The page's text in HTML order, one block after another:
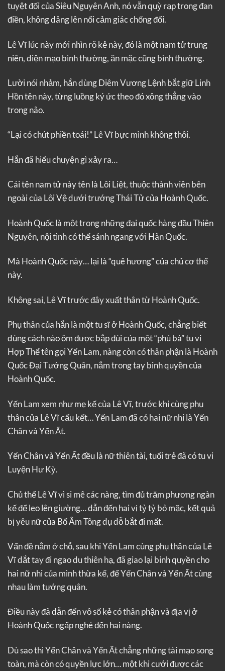
tuyệt đối của Siêu Nguyên Anh, nó vẫn quỳ rạp trong đan
điền, không dâng lên nổi cảm giác chống đối.
Lê Vĩ lúc này mới nhìn rõ kẻ này, đó là một nam tử trung
niên, diện mạo bình thường, ăn mặc cũng bình thường.
Lười nói nhảm, hắn dùng Diêm Vương Lệnh bắt giữ Linh
Hồn tên này, từng luồng ký ức theo đó xông thẳng vào
trong não.
“Lại có chút phiền toái!” Lê Vĩ bực mình không thôi.
Hắn đã hiểu chuyện gì xảy ra…
Cái tên nam tử này tên là Lôi Liệt, thuộc thành viên bên
ngoài của Lôi Vệ dưới trướng Thái Tử của Hoành Quốc.
Hoành Quốc là một trong những đại quốc hàng đầu Thiên
Nguyên, nội tình có thể sánh ngang với Hãn Quốc.
Mà Hoành Quốc này… lại là “quê hương” của chủ cơ thể
này.
Không sai, Lê Vĩ trước đây xuất thân từ Hoành Quốc.
Phụ thân của hắn là một tu sĩ ở Hoành Quốc, chẳng biết
dùng cách nào ôm được bắp đùi của một “phú bà” tu vi
Hợp Thể tên gọi Yến Lam, nàng còn có thân phận là Hoành
Quốc Đại Tướng Quân, nắm trong tay binh quyền của
Hoành Quốc.
Yến Lam xem như mẹ kế của Lê Vĩ, trước khi cùng phụ
thân của Lê Vĩ cấu kết… Yến Lam đã có hai nữ nhi là Yến
Chân và Yến Ất.
Yến Chân và Yến Ất đều là nữ thiên tài, tuổi trẻ đã có tu vi
Luyện Hư Kỳ.
Chủ thể Lê Vĩ vì si mê các nàng, tìm đủ trăm phương ngàn
kế để leo lên giường… dẫn đến hai vị tỷ tỷ bỏ mặc, kết quả
bị yêu nữ của Bổ Âm Tông dụ dỗ bắt đi mất.
Vấn đề nằm ở chỗ, sau khi Yến Lam cùng phụ thân của Lê
Vĩ dắt tay đi ngao du thiên hạ, đã giao lại binh quyền cho
hai nữ nhi của mình thừa kế, để Yến Chân và Yến Ất cùng
nhau làm tướng quân.
Điều này đã dẫn đến vô số kẻ có thân phận và địa vị ở
Hoành Quốc ngấp nghé đến hai nàng.
Dù sao thì Yến Chân và Yến Ất chẳng những tài mạo song
toàn, mà còn có quyền lực lớn… một khi cưới được các